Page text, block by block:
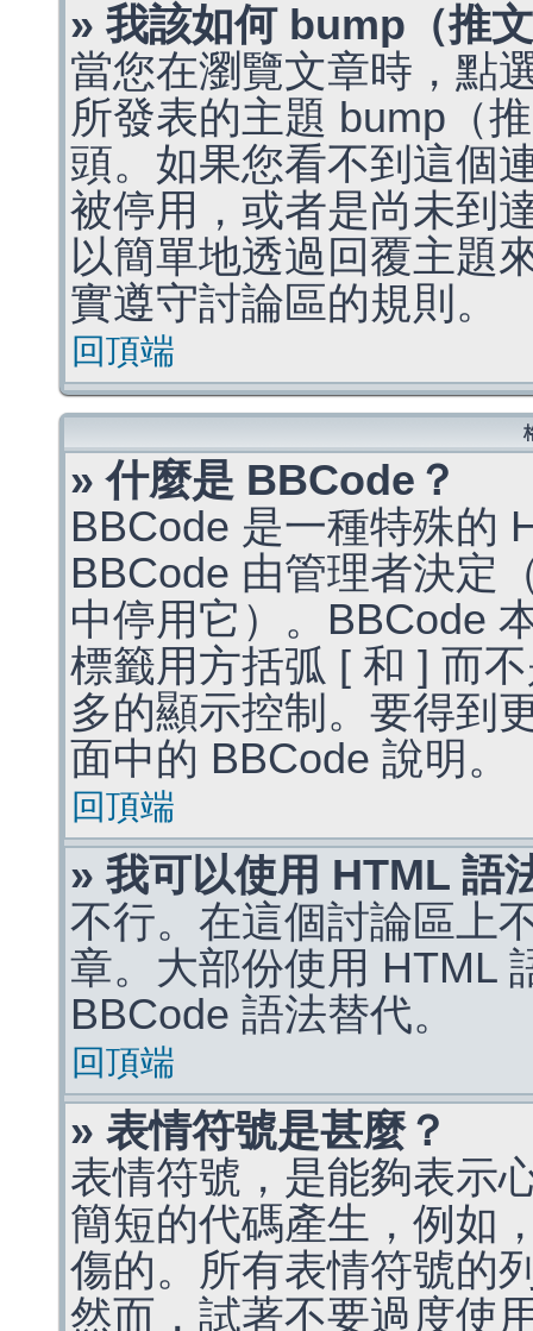
» 我該如何 bump（推
當您在瀏覽文章時，點
所發表的主題 bump（
頭。如果您看不到這個
被停用，或者是尚未到
以簡單地透過回覆主題
實遵守討論區的規則。
回頂端
» 什麼是 BBCode？
BBCode 是一種特殊的
BBCode 由管理者決定
中停用它）。BBCode
標籤用方括弧 [ 和 ] 而
多的顯示控制。要得到
面中的 BBCode 說明。
回頂端
» 我可以使用 HTML 語
不行。在這個討論區上
章。大部份使用 HTML
BBCode 語法替代。
回頂端
» 表情符號是甚麼？
表情符號，是能夠表示
簡短的代碼產生，例如
傷的。所有表情符號的
然而，試著不要過度使